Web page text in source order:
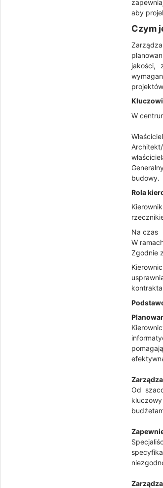
aby
Czym
jakości,
W
budowy.
Rola
Na czas
W
Zgodnie
Od